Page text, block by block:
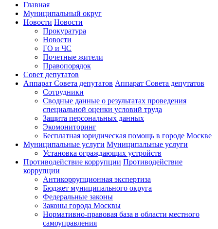
Главная
Муниципальный округ
Новости Новости
Прокуратура
Новости
ГО и ЧС
Почетные жители
Правопорядок
Совет депутатов
Аппарат Совета депутатов Аппарат Совета депутатов
Сотрудники
Сводные данные о результатах проведения
специальной оценки условий труда
Защита персональных данных
Экомониторинг
Бесплатная юридическая помощь в городе Москве
Муниципальные услуги Муниципальные услуги
Установка ограждающих устройств
Противодействие коррупции Противодействие
коррупции
Антикоррупционная экспертиза
Бюджет муниципального округа
Федеральные законы
Законы города Москвы
Нормативно-правовая база в области местного
самоуправления